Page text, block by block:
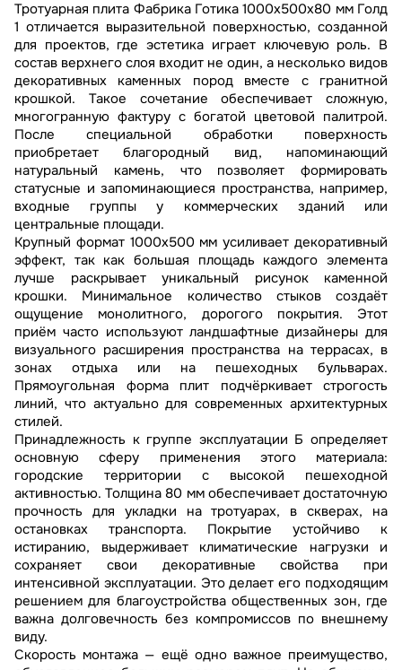
Тротуарная плита Фабрика Готика 1000x500x80 мм Голд
1 отличается выразительной поверхностью, созданной
для проектов, где эстетика играет ключевую роль. В
состав верхнего слоя входит не один, а несколько видов
декоративных каменных пород вместе с гранитной
крошкой. Такое сочетание обеспечивает сложную,
многогранную фактуру с богатой цветовой палитрой.
После специальной обработки поверхность
приобретает благородный вид, напоминающий
натуральный камень, что позволяет формировать
статусные и запоминающиеся пространства, например,
входные группы у коммерческих зданий или
центральные площади.
Крупный формат 1000x500 мм усиливает декоративный
эффект, так как большая площадь каждого элемента
лучше раскрывает уникальный рисунок каменной
крошки. Минимальное количество стыков создаёт
ощущение монолитного, дорогого покрытия. Этот
приём часто используют ландшафтные дизайнеры для
визуального расширения пространства на террасах, в
зонах отдыха или на пешеходных бульварах.
Прямоугольная форма плит подчёркивает строгость
линий, что актуально для современных архитектурных
стилей.
Принадлежность к группе эксплуатации Б определяет
основную сферу применения этого материала:
городские территории с высокой пешеходной
активностью. Толщина 80 мм обеспечивает достаточную
прочность для укладки на тротуарах, в скверах, на
остановках транспорта. Покрытие устойчиво к
истиранию, выдерживает климатические нагрузки и
сохраняет свои декоративные свойства при
интенсивной эксплуатации. Это делает его подходящим
решением для благоустройства общественных зон, где
важна долговечность без компромиссов по внешнему
виду.
Скорость монтажа — ещё одно важное преимущество,